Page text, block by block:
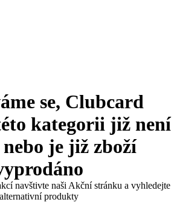
se, Clubcard
kategorii již není
je již zboží
navštivte naši Akční stránku a vyhledejte
alternativní produkty